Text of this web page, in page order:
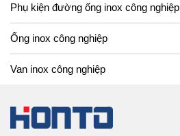
Phụ kiện đường ống inox công nghiệp
Ống inox công nghiệp
Van inox công nghiệp